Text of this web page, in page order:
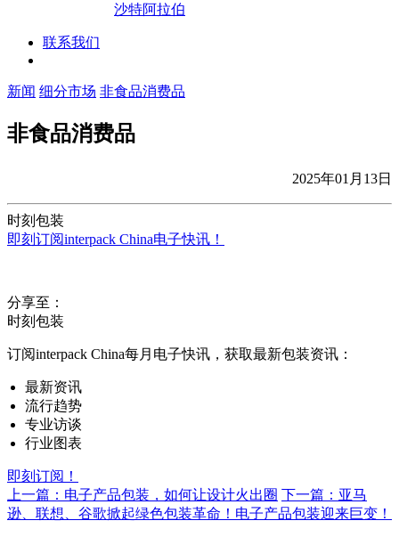
沙特阿拉伯
联系我们
新闻 细分市场 非食品消费品
非食品消费品
2025年01月13日
时刻包装
即刻订阅interpack China电子快讯！
分享至：
时刻包装
订阅interpack China每月电子快讯，获取最新包装资讯：
最新资讯
流行趋势
专业访谈
行业图表
即刻订阅！
上一篇：电子产品包装，如何让设计火出圈 下一篇：亚马
逊、联想、谷歌掀起绿色包装革命！电子产品包装迎来巨变！